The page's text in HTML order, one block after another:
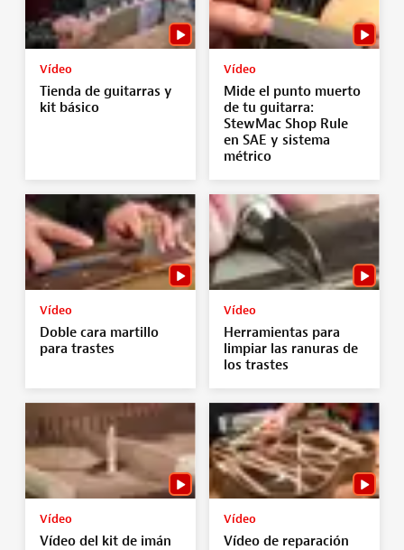
Vídeo
Tienda de guitarras y
kit básico
Vídeo
Mide el punto muerto
de tu guitarra:
StewMac Shop Rule
en SAE y sistema
métrico
Vídeo
Doble cara martillo
para trastes
Vídeo
Herramientas para
limpiar las ranuras de
los trastes
Vídeo
Vídeo del kit de imán
Vídeo
Vídeo de reparación